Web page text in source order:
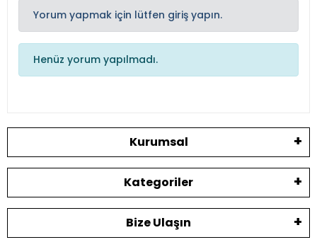
Yorum yapmak için lütfen giriş yapın.
Henüz yorum yapılmadı.
Kurumsal
Kategoriler
Bize Ulaşın